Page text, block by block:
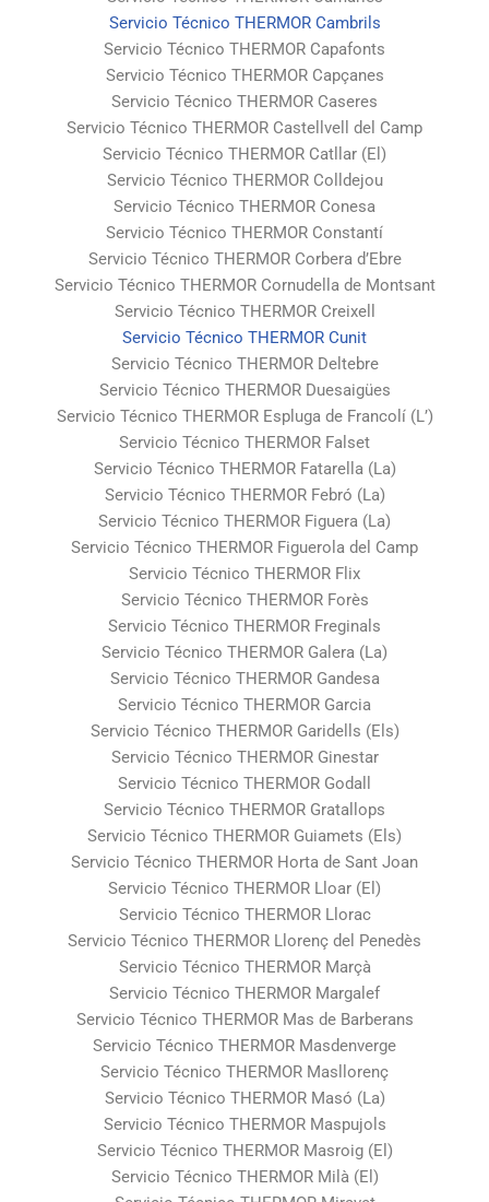
Servicio Técnico THERMOR Cambrils
Servicio Técnico THERMOR Capafonts
Servicio Técnico THERMOR Capçanes
Servicio Técnico THERMOR Caseres
Servicio Técnico THERMOR Castellvell del Camp
Servicio Técnico THERMOR Catllar (El)
Servicio Técnico THERMOR Colldejou
Servicio Técnico THERMOR Conesa
Servicio Técnico THERMOR Constantí
Servicio Técnico THERMOR Corbera d’Ebre
Servicio Técnico THERMOR Cornudella de Montsant
Servicio Técnico THERMOR Creixell
Servicio Técnico THERMOR Cunit
Servicio Técnico THERMOR Deltebre
Servicio Técnico THERMOR Duesaigües
Servicio Técnico THERMOR Espluga de Francolí (L’)
Servicio Técnico THERMOR Falset
Servicio Técnico THERMOR Fatarella (La)
Servicio Técnico THERMOR Febró (La)
Servicio Técnico THERMOR Figuera (La)
Servicio Técnico THERMOR Figuerola del Camp
Servicio Técnico THERMOR Flix
Servicio Técnico THERMOR Forès
Servicio Técnico THERMOR Freginals
Servicio Técnico THERMOR Galera (La)
Servicio Técnico THERMOR Gandesa
Servicio Técnico THERMOR Garcia
Servicio Técnico THERMOR Garidells (Els)
Servicio Técnico THERMOR Ginestar
Servicio Técnico THERMOR Godall
Servicio Técnico THERMOR Gratallops
Servicio Técnico THERMOR Guiamets (Els)
Servicio Técnico THERMOR Horta de Sant Joan
Servicio Técnico THERMOR Lloar (El)
Servicio Técnico THERMOR Llorac
Servicio Técnico THERMOR Llorenç del Penedès
Servicio Técnico THERMOR Marçà
Servicio Técnico THERMOR Margalef
Servicio Técnico THERMOR Mas de Barberans
Servicio Técnico THERMOR Masdenverge
Servicio Técnico THERMOR Masllorenç
Servicio Técnico THERMOR Masó (La)
Servicio Técnico THERMOR Maspujols
Servicio Técnico THERMOR Masroig (El)
Servicio Técnico THERMOR Milà (El)